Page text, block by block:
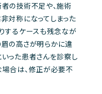
者の技術不足や、施術
対称になってしまった
するケースも残念なが
眉の高さが明らかに違
いった患者さんを診察し
場合は、修正が必要不